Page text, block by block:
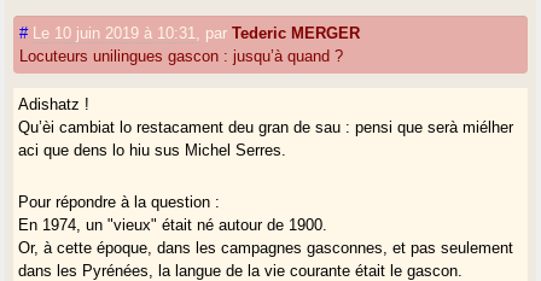
# Le 10 juin 2019 à 10:31 parTederic MERGER
Locuteurs unilingues gascon : jusqu’à quand ?
Adishatz !
Qu’èi cambiat lo restacament deu gran de sau : pensi que serà miélher
aci que dens lo hiu sus Michel Serres.
Pour répondre à la question :
En 1974, un "vieux" était né autour de 1900.
Or, à cette époque, dans les campagnes gasconnes, et pas seulement
dans les Pyrénées, la langue de la vie courante était le gascon.